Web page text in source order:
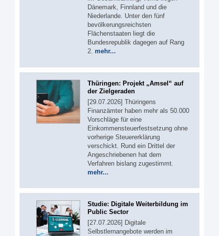
Dänemark, Finnland und die
Niederlande. Unter den fünf
bevölkerungsreichsten
Flächenstaaten liegt die
Bundesrepublik dagegen auf Rang
2. mehr...
Thüringen: Projekt „Amsel“ auf
der Zielgeraden
[29.07.2026] Thüringens
Finanzämter haben mehr als 50.000
Vorschläge für eine
Einkommensteuerfestsetzung ohne
vorherige Steuererklärung
verschickt. Rund ein Drittel der
Angeschriebenen hat dem
Verfahren bislang zugestimmt.
mehr...
Studie: Digitale Weiterbildung im
Public Sector
[27.07.2026] Digitale
Selbstlernangebote werden im